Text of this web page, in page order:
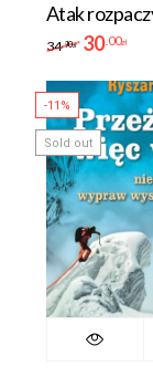
Atak
34.90zł 30 .00zł
-11%
Sold out